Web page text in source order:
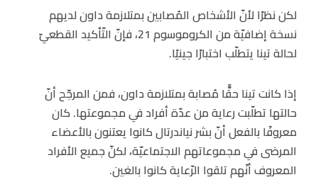
لكن نظرًا لأنّ الأشخاص المُصابين بمتلازمة داون لديهم
نسخة إضافيّة من الكروموسوم 21، فإنّ التّأكيد القطعيّ
لحالة تينا يتطلّب اختبارًا جينيًا.
إذا كانت تينا حقًّا مُصابة بمتلازمة داون، فمن المرجّح أنّ
حالتها تطلّبت رعاية من عدّة أفراد في مجموعتها. كان
معروفًا بالفعل أنّ بشر نياندرتال كانوا يعتنون بالأعضاء
المرضى في مجموعاتهم الاجتماعيّة، لكنّ جميع الأفراد
المعروف أنّهم تلقوا الرّعاية كانوا بالغين.